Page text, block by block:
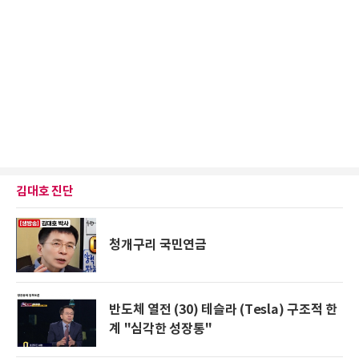
김대호 진단
청개구리 국민연금
반도체 열전 (30) 테슬라 (Tesla) 구조적 한
계 "심각한 성장통"